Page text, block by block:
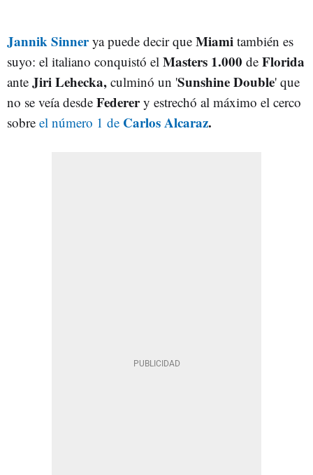
Jannik Sinnerya puede decir que Miami también es
suyo: el italiano conquistó el Masters 1.000 de Florida
ante Jiri Lehecka, culminó un 'Sunshine Double' que
no se veía desde Federery estrechó al máximo el cerco
sobre el número 1 de Carlos Alcaraz.